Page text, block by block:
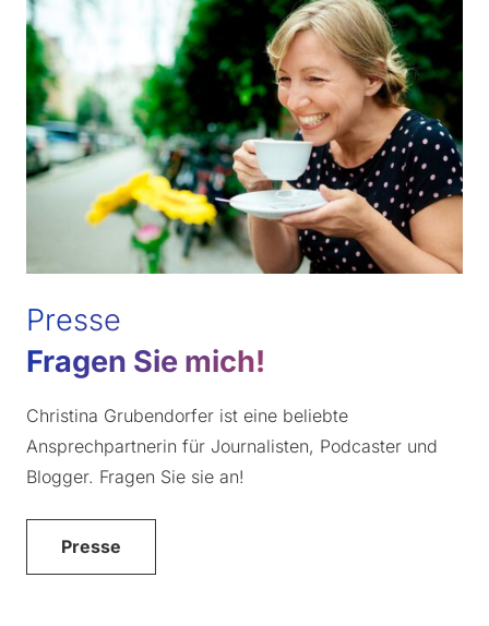
Presse
Fragen Sie mich!
Christina Grubendorfer ist eine beliebte
Ansprechpartnerin für Journalisten, Podcaster und
Blogger. Fragen Sie sie an!
Presse